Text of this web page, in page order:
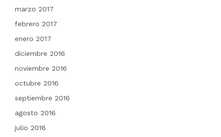
marzo 2017
febrero 2017
enero 2017
diciembre 2016
noviembre 2016
octubre 2016
septiembre 2016
agosto 2016
julio 2016